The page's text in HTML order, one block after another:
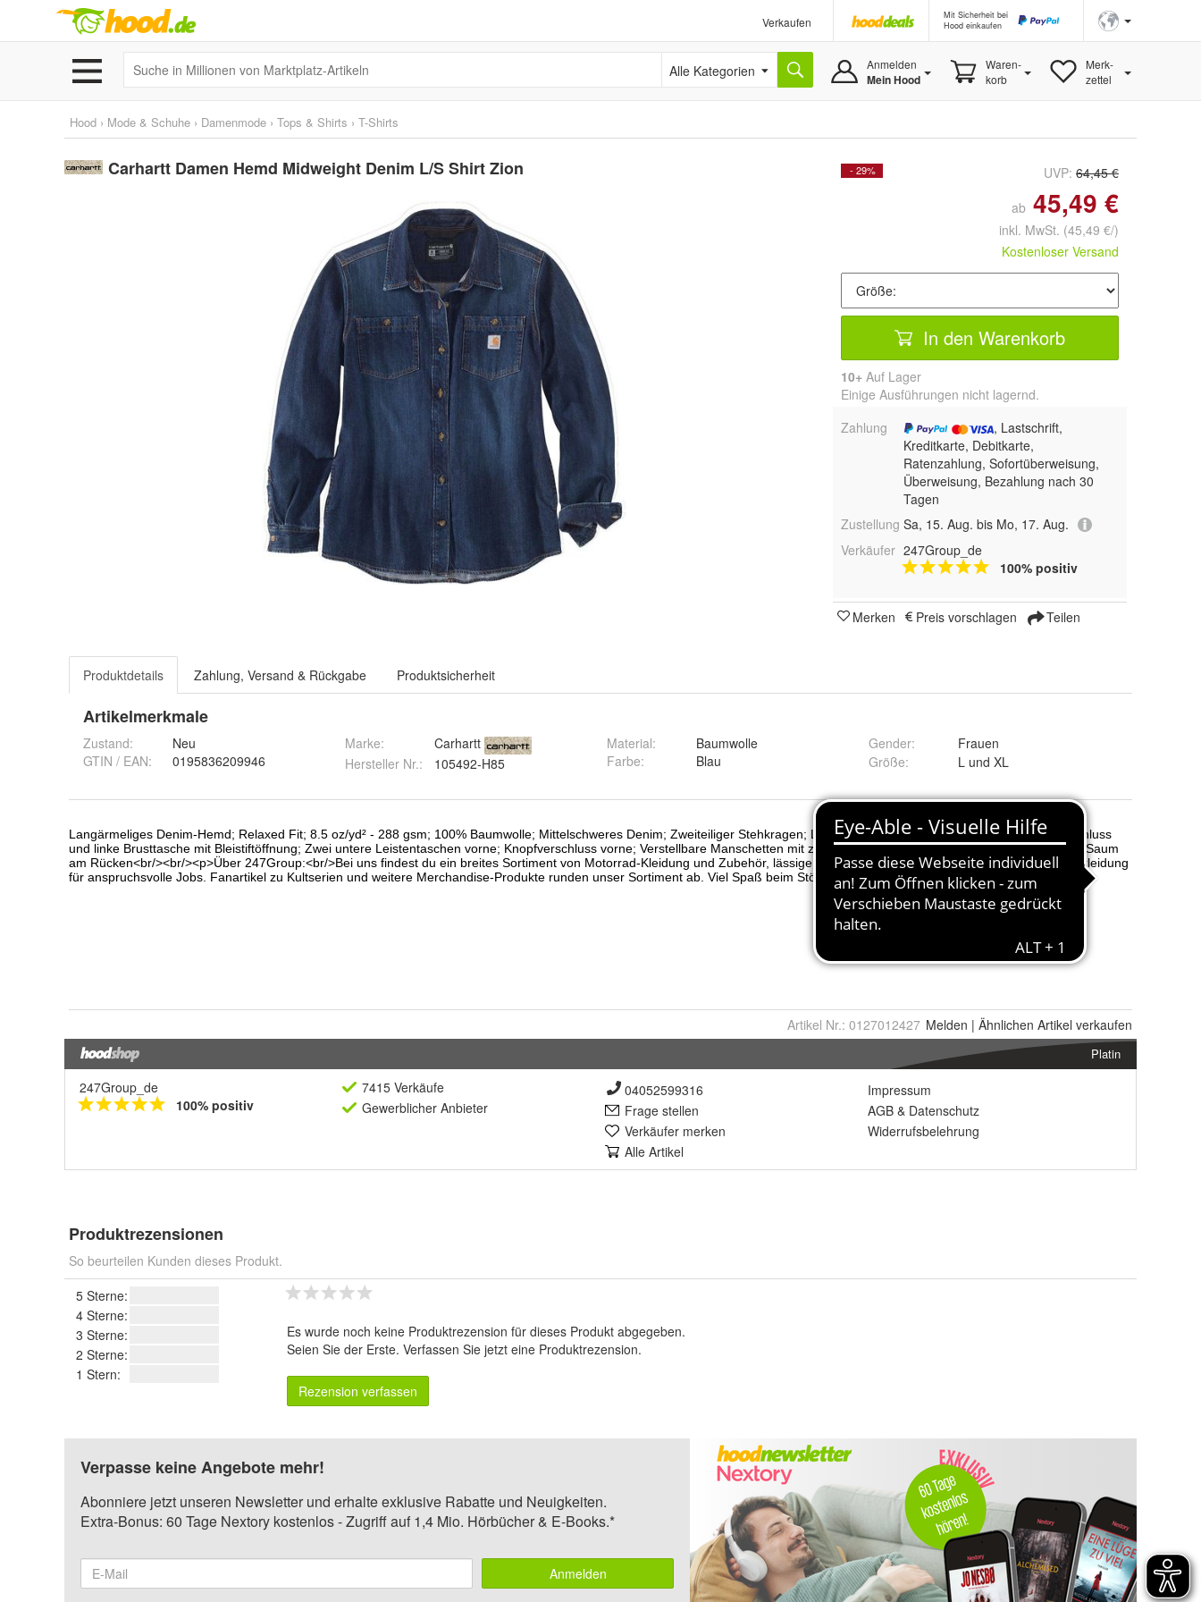
Verkaufen
Mit Sicherheit bei
Hood einkaufen
Alle Kategorien Anmelden
Mein Hood
Waren-
korb
Merk-
zettel
Hood › Mode & Schuhe › Damenmode › Tops & Shirts › T-Shirts
Carhartt Damen Hemd Midweight Denim L/S Shirt Zion - 29% UVP: 64,45 €
ab 45,49 €
inkl. MwSt. (45,49 €/)
Kostenloser Versand
In den Warenkorb
10+ Auf Lager
Einige Ausführungen nicht lagernd.
Zahlung
, Lastschrift,
Kreditkarte, Debitkarte,
Ratenzahlung, Sofortüberweisung,
Überweisung, Bezahlung nach 30
Tagen
Zustellung Sa, 15. Aug. bis Mo, 17. Aug.
Verkäufer 247Group_de
100% positiv
Merken Preis vorschlagen Teilen
Produktdetails Zahlung, Versand & Rückgabe Produktsicherheit
Artikelmerkmale
Zustand:
Neu
GTIN / EAN:
0195836209946
Marke:
Carhartt
Hersteller Nr.:
105492-H85
Material:
Baumwolle
Farbe: Blau
Gender:
Frauen
Größe: L und XL
Artikel Nr.: 0127012427 Melden | Ähnlichen Artikel verkaufen
Platin
247Group_de
100% positiv
7415 Verkäufe
Gewerblicher Anbieter
04052599316
Frage stellen
Verkäufer merken
Alle Artikel
Impressum
AGB & Datenschutz
Widerrufsbelehrung
Produktrezensionen
So beurteilen Kunden dieses Produkt.
5 Sterne:
4 Sterne:
3 Sterne:
2 Sterne:
1 Stern:
Es wurde noch keine Produktrezension für dieses Produkt abgegeben.
Seien Sie der Erste. Verfassen Sie jetzt eine Produktrezension.
Rezension verfassen
Verpasse keine Angebote mehr!
Abonniere jetzt unseren Newsletter und erhalte exklusive Rabatte und Neuigkeiten.
Extra-Bonus: 60 Tage Nextory kostenlos - Zugriff auf 1,4 Mio. Hörbücher & E-Books.*
Anmelden